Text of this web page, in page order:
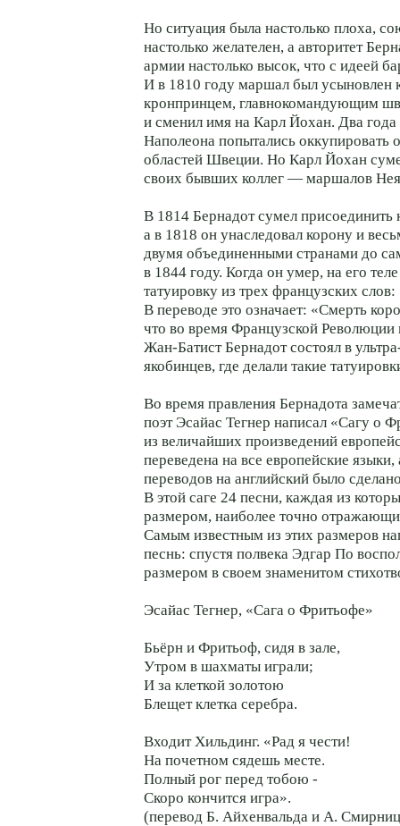
Но ситуация была настолько плоха,
настолько желателен, а авторитет
армии настолько высок, что с идеей
И в 1810 году маршал был усыновлен
кронпринцем, главнокомандующим
и сменил имя на Карл Йохан. Два года
Наполеона попытались
областей Швеции. Но Карл Йохан
своих бывших коллег — маршалов
В 1814 Бернадот сумел
а в 1818 он унаследовал корону и
двумя объединенными странами до
в 1844 году. Когда он умер, на его
татуировку из трех французских
В переводе это означает: «Смерть
что во время Французской
Жан-Батист Бернадот состоял в
якобинцев, где делали такие
Во время правления Бернадота
поэт Эсайас Тегнер написал «Сагу о
из величайших произведений
переведена на все европейские языки,
переводов на английский было
В этой саге 24 песни, каждая из
размером, наиболее точно
Самым известным из этих размеров
песнь: спустя полвека Эдгар По
размером в своем знаменитом
Эсайас Тегнер, «Сага о Фритьофе»
Бьёрн и Фритьоф, сидя в зале,
Утром в шахматы играли;
И за клеткой золотою
Блещет клетка серебра.
Входит Хильдинг. «Рад я чести!
На почетном сядешь месте.
Полный рог перед тобою -
Скоро кончится игра».
(перевод Б. Айхенвальда и А.